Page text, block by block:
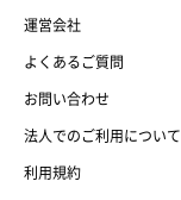
運営会社
よくあるご質問
お問い合わせ
法人でのご利用について
利用規約